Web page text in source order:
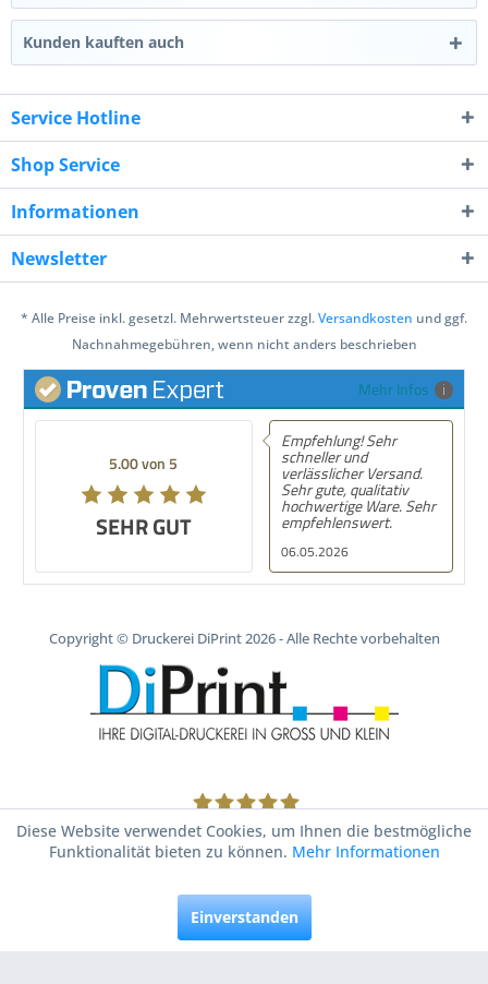
Kunden kauften auch
Service Hotline
Shop Service
Informationen
Newsletter
* Alle Preise inkl. gesetzl. Mehrwertsteuer zzgl.Versandkosten und ggf.
Nachnahmegebühren, wenn nicht anders beschrieben
Mehr Infos
5.00 von 5
SEHR GUT
06.05.2026
Empfehlung! Sehr
schneller und
verlässlicher Versand.
Sehr gute, qualitativ
hochwertige Ware. Sehr
empfehlenswert.
Copyright © Druckerei DiPrint 2026 - Alle Rechte vorbehalten
1805Bewertungen auf ProvenExpert.com
Diese Website verwendet Cookies, um Ihnen die bestmögliche
Funktionalität bieten zu können. Mehr Informationen
Einverstanden